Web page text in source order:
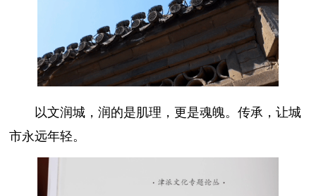
以文润城，润的是肌理，更是魂魄。传承，让城
市永远年轻。